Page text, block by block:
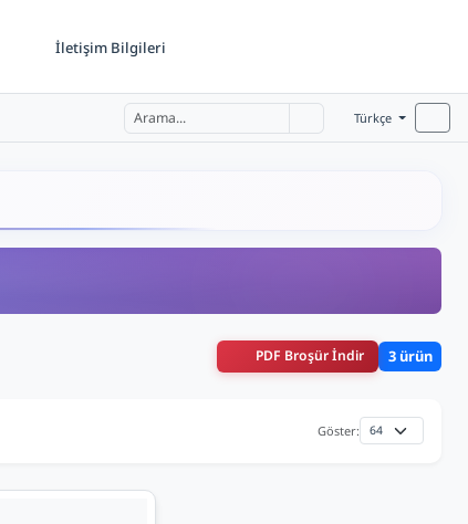
İletişim Bilgileri
Türkçe
PDF Broşür İndir 3 ürün
Göster: